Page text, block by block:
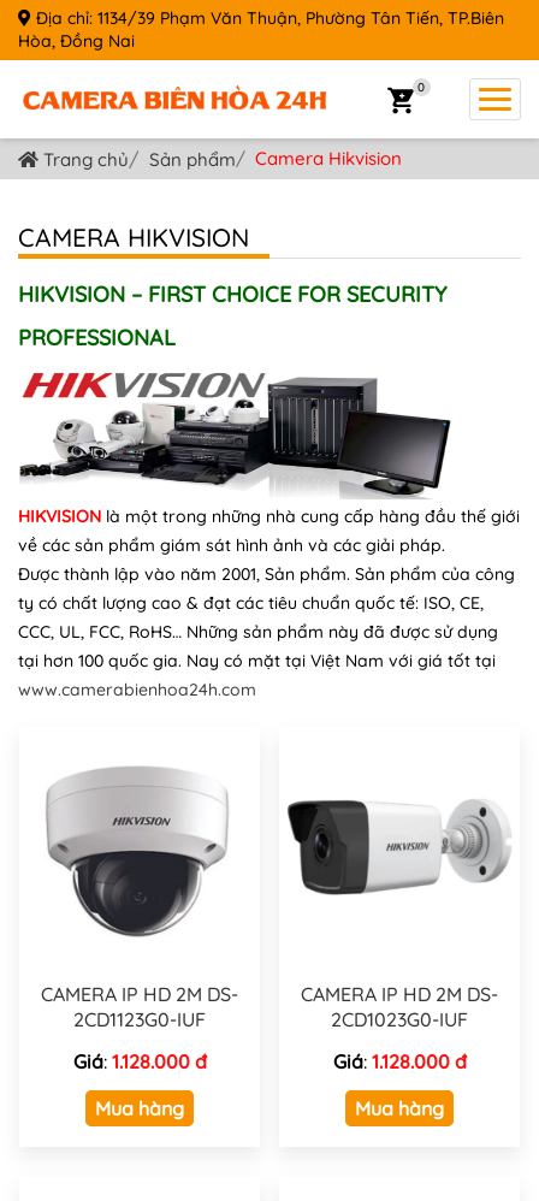
Địa chỉ: 1134/39 Phạm Văn Thuận, Phường Tân Tiến, TP.Biên
Hòa, Đồng Nai
0
Trang chủ Sản phẩm Camera Hikvision
CAMERA HIKVISION
HIKVISION – FIRST CHOICE FOR SECURITY
PROFESSIONAL
HIKVISION là một trong những nhà cung cấp hàng đầu thế giới
về các sản phẩm giám sát hình ảnh và các giải pháp.
Được thành lập vào năm 2001, Sản phẩm. Sản phẩm của công
ty có chất lượng cao & đạt các tiêu chuẩn quốc tế: ISO, CE,
CCC, UL, FCC, RoHS… Những sản phẩm này đã được sử dụng
tại hơn 100 quốc gia. Nay có mặt tại Việt Nam với giá tốt tại
www.camerabienhoa24h.com
CAMERA IP HD 2M DS-
2CD1123G0-IUF
Giá: 1.128.000 đ
Mua hàng
CAMERA IP HD 2M DS-
2CD1023G0-IUF
Giá: 1.128.000 đ
Mua hàng